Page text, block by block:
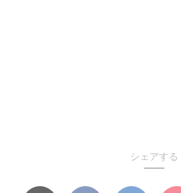
シェアする